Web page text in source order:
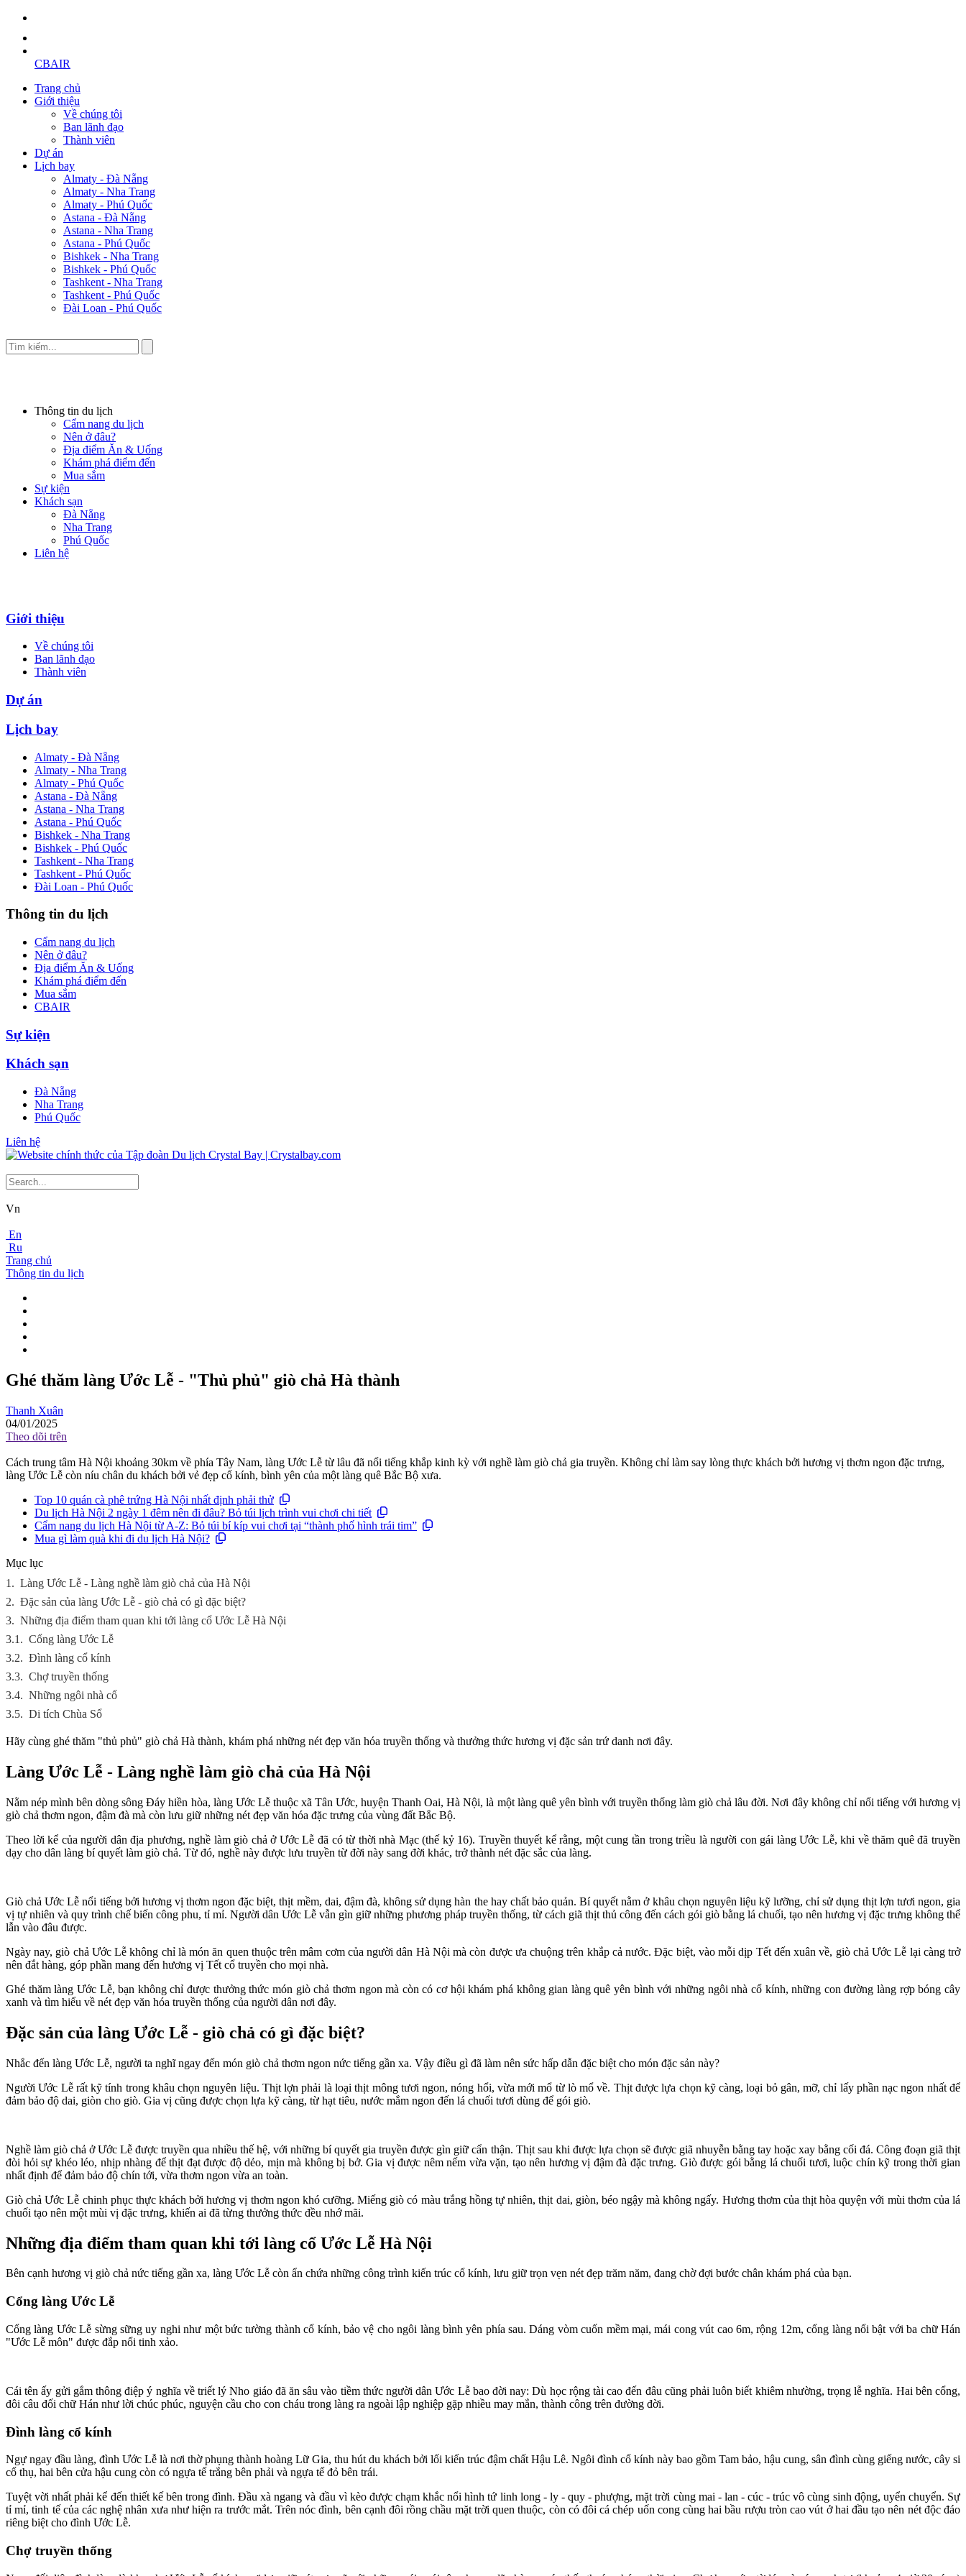
CBAIR
Trang chủ
Giới thiệu
Về chúng tôi
Ban lãnh đạo
Thành viên
Dự án
Lịch bay
Almaty - Đà Nẵng
Almaty - Nha Trang
Almaty - Phú Quốc
Astana - Đà Nẵng
Astana - Nha Trang
Astana - Phú Quốc
Bishkek - Nha Trang
Bishkek - Phú Quốc
Tashkent - Nha Trang
Tashkent - Phú Quốc
Đài Loan - Phú Quốc
Thông tin du lịch
Cẩm nang du lịch
Nên ở đâu?
Địa điểm Ăn & Uống
Khám phá điểm đến
Mua sắm
Sự kiện
Khách sạn
Đà Nẵng
Nha Trang
Phú Quốc
Liên hệ
Giới thiệu
Về chúng tôi
Ban lãnh đạo
Thành viên
Dự án
Lịch bay
Almaty - Đà Nẵng
Almaty - Nha Trang
Almaty - Phú Quốc
Astana - Đà Nẵng
Astana - Nha Trang
Astana - Phú Quốc
Bishkek - Nha Trang
Bishkek - Phú Quốc
Tashkent - Nha Trang
Tashkent - Phú Quốc
Đài Loan - Phú Quốc
Thông tin du lịch
Cẩm nang du lịch
Nên ở đâu?
Địa điểm Ăn & Uống
Khám phá điểm đến
Mua sắm
CBAIR
Sự kiện
Khách sạn
Đà Nẵng
Nha Trang
Phú Quốc
Liên hệ
Vn
En
Ru
Trang chủ
Thông tin du lịch
Ghé thăm làng Ước Lễ - "Thủ phủ" giò chả Hà thành
Thanh Xuân
04/01/2025
Theo dõi trên
Cách trung tâm Hà Nội khoảng 30km về phía Tây Nam, làng Ước Lễ từ lâu đã nổi tiếng khắp kinh kỳ với nghề làm giò chả gia truyền. Không chỉ làm say lòng thực khách bởi hương vị thơm ngon đặc trưng,
làng Ước Lễ còn níu chân du khách bởi vẻ đẹp cổ kính, bình yên của một làng quê Bắc Bộ xưa.
Top 10 quán cà phê trứng Hà Nội nhất định phải thử
Du lịch Hà Nội 2 ngày 1 đêm nên đi đâu? Bỏ túi lịch trình vui chơi chi tiết
Cẩm nang du lịch Hà Nội từ A-Z: Bỏ túi bí kíp vui chơi tại “thành phố hình trái tim”
Mua gì làm quà khi đi du lịch Hà Nội?
Mục lục
1. Làng Ước Lễ - Làng nghề làm giò chả của Hà Nội
2. Đặc sản của làng Ước Lễ - giò chả có gì đặc biệt?
3. Những địa điểm tham quan khi tới làng cổ Ước Lễ Hà Nội
3.1. Cổng làng Ước Lễ
3.2. Đình làng cổ kính
3.3. Chợ truyền thống
3.4. Những ngôi nhà cổ
3.5. Di tích Chùa Sổ
Hãy cùng ghé thăm "thủ phủ" giò chả Hà thành, khám phá những nét đẹp văn hóa truyền thống và thưởng thức hương vị đặc sản trứ danh nơi đây.
Làng Ước Lễ - Làng nghề làm giò chả của Hà Nội
Nằm nép mình bên dòng sông Đáy hiền hòa, làng Ước Lễ thuộc xã Tân Ước, huyện Thanh Oai, Hà Nội, là một làng quê yên bình với truyền thống làm giò chả lâu đời. Nơi đây không chỉ nổi tiếng với hương vị
giò chả thơm ngon, đậm đà mà còn lưu giữ những nét đẹp văn hóa đặc trưng của vùng đất Bắc Bộ.
Theo lời kể của người dân địa phương, nghề làm giò chả ở Ước Lễ đã có từ thời nhà Mạc (thế kỷ 16). Truyền thuyết kể rằng, một cung tần trong triều là người con gái làng Ước Lễ, khi về thăm quê đã truyền
dạy cho dân làng bí quyết làm giò chả. Từ đó, nghề này được lưu truyền từ đời này sang đời khác, trở thành nét đặc sắc của làng.
Giò chả Ước Lễ nổi tiếng bởi hương vị thơm ngon đặc biệt, thịt mềm, dai, đậm đà, không sử dụng hàn the hay chất bảo quản. Bí quyết nằm ở khâu chọn nguyên liệu kỹ lưỡng, chỉ sử dụng thịt lợn tươi ngon, gia
vị tự nhiên và quy trình chế biến công phu, tỉ mỉ. Người dân Ước Lễ vẫn gìn giữ những phương pháp truyền thống, từ cách giã thịt thủ công đến cách gói giò bằng lá chuối, tạo nên hương vị đặc trưng không thể
lẫn vào đâu được.
Ngày nay, giò chả Ước Lễ không chỉ là món ăn quen thuộc trên mâm cơm của người dân Hà Nội mà còn được ưa chuộng trên khắp cả nước. Đặc biệt, vào mỗi dịp Tết đến xuân về, giò chả Ước Lễ lại càng trở
nên đắt hàng, góp phần mang đến hương vị Tết cổ truyền cho mọi nhà.
Ghé thăm làng Ước Lễ, bạn không chỉ được thưởng thức món giò chả thơm ngon mà còn có cơ hội khám phá không gian làng quê yên bình với những ngôi nhà cổ kính, những con đường làng rợp bóng cây
xanh và tìm hiểu về nét đẹp văn hóa truyền thống của người dân nơi đây.
Đặc sản của làng Ước Lễ - giò chả có gì đặc biệt?
Nhắc đến làng Ước Lễ, người ta nghĩ ngay đến món giò chả thơm ngon nức tiếng gần xa. Vậy điều gì đã làm nên sức hấp dẫn đặc biệt cho món đặc sản này?
Người Ước Lễ rất kỹ tính trong khâu chọn nguyên liệu. Thịt lợn phải là loại thịt mông tươi ngon, nóng hổi, vừa mới mổ từ lò mổ về. Thịt được lựa chọn kỹ càng, loại bỏ gân, mỡ, chỉ lấy phần nạc ngon nhất để
đảm bảo độ dai, giòn cho giò. Gia vị cũng được chọn lựa kỹ càng, từ hạt tiêu, nước mắm ngon đến lá chuối tươi dùng để gói giò.
Nghề làm giò chả ở Ước Lễ được truyền qua nhiều thế hệ, với những bí quyết gia truyền được gìn giữ cẩn thận. Thịt sau khi được lựa chọn sẽ được giã nhuyễn bằng tay hoặc xay bằng cối đá. Công đoạn giã thịt
đòi hỏi sự khéo léo, nhịp nhàng để thịt đạt được độ dẻo, mịn mà không bị bở. Gia vị được nêm nếm vừa vặn, tạo nên hương vị đậm đà đặc trưng. Giò được gói bằng lá chuối tươi, luộc chín kỹ trong thời gian
nhất định để đảm bảo độ chín tới, vừa thơm ngon vừa an toàn.
Giò chả Ước Lễ chinh phục thực khách bởi hương vị thơm ngon khó cưỡng. Miếng giò có màu trắng hồng tự nhiên, thịt dai, giòn, béo ngậy mà không ngấy. Hương thơm của thịt hòa quyện với mùi thơm của lá
chuối tạo nên một mùi vị đặc trưng, khiến ai đã từng thưởng thức đều nhớ mãi.
Những địa điểm tham quan khi tới làng cổ Ước Lễ Hà Nội
Bên cạnh hương vị giò chả nức tiếng gần xa, làng Ước Lễ còn ẩn chứa những công trình kiến trúc cổ kính, lưu giữ trọn vẹn nét đẹp trăm năm, đang chờ đợi bước chân khám phá của bạn.
Cổng làng Ước Lễ
Cổng làng Ước Lễ sừng sững uy nghi như một bức tường thành cổ kính, bảo vệ cho ngôi làng bình yên phía sau. Dáng vòm cuốn mềm mại, mái cong vút cao 6m, rộng 12m, cổng làng nổi bật với ba chữ Hán
"Ước Lễ môn" được đắp nổi tinh xảo.
Cái tên ấy gửi gắm thông điệp ý nghĩa về triết lý Nho giáo đã ăn sâu vào tiềm thức người dân Ước Lễ bao đời nay: Dù học rộng tài cao đến đâu cũng phải luôn biết khiêm nhường, trọng lễ nghĩa. Hai bên cổng,
đôi câu đối chữ Hán như lời chúc phúc, nguyện cầu cho con cháu trong làng ra ngoài lập nghiệp gặp nhiều may mắn, thành công trên đường đời.
Đình làng cổ kính
Ngự ngay đầu làng, đình Ước Lễ là nơi thờ phụng thành hoàng Lữ Gia, thu hút du khách bởi lối kiến trúc đậm chất Hậu Lê. Ngôi đình cổ kính này bao gồm Tam bảo, hậu cung, sân đình cùng giếng nước, cây si
cổ thụ, hai bên cửa hậu cung còn có ngựa tế trắng bên phải và ngựa tế đỏ bên trái.
Tuyệt vời nhất phải kể đến thiết kế bên trong đình. Đầu xà ngang và đầu vì kèo được chạm khắc nổi hình tứ linh long - ly - quy - phượng, mặt trời cùng mai - lan - cúc - trúc vô cùng sinh động, uyển chuyển. Sự
tỉ mỉ, tinh tế của các nghệ nhân xưa như hiện ra trước mắt. Trên nóc đình, bên cạnh đôi rồng chầu mặt trời quen thuộc, còn có đôi cá chép uốn cong cùng hai bầu rượu tròn cao vút ở hai đầu tạo nên nét độc đáo
riêng biệt cho đình Ước Lễ.
Chợ truyền thống